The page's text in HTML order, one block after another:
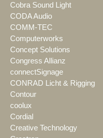
Cobra Sound Light
CODA Audio
COMM-TEC
Computerworks
Concept Solutions
Congress Allianz
connectSignage
CONRAD Licht & Rigging
Contour
coolux
Cordial
Creative Technology